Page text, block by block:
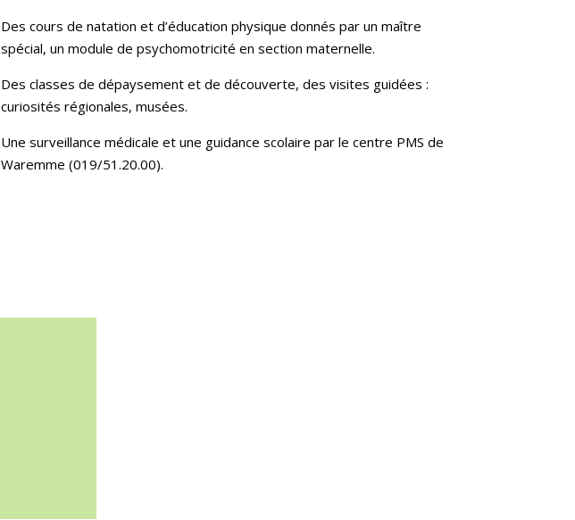
Des cours de natation et d’éducation physique donnés par un maître
spécial, un module de psychomotricité en section maternelle.
Des classes de dépaysement et de découverte, des visites guidées :
curiosités régionales, musées.
Une surveillance médicale et une guidance scolaire par le centre PMS de
Waremme (019/51.20.00).